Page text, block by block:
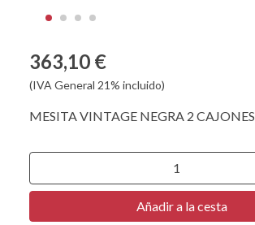
363,10 €
(IVA General 21% incluido)
MESITA VINTAGE NEGRA 2 CAJONES
Añadir a la cesta